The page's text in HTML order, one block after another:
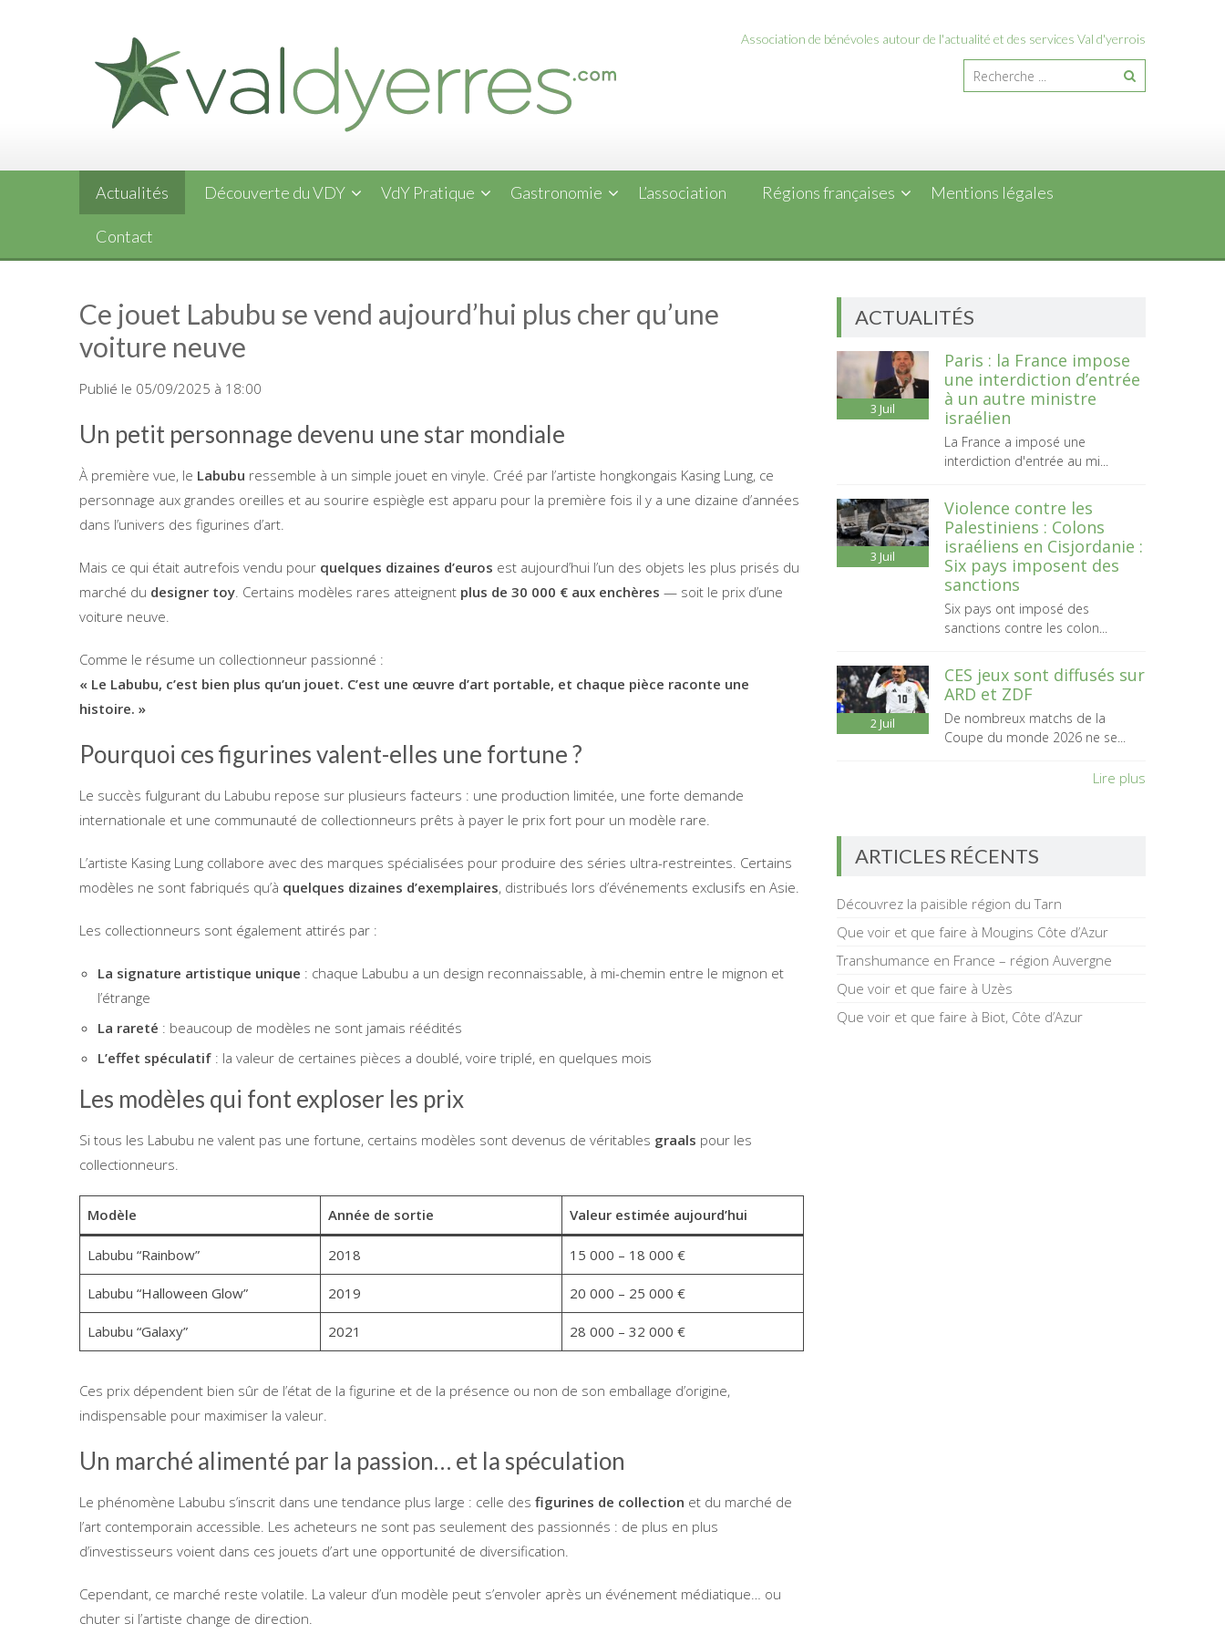
Association de bénévoles autour de l'actualité et des services Val d'yerrois
Actualités Découverte du VDY VdY Pratique Gastronomie L’association Régions françaises Mentions légales
Contact
Ce jouet Labubu se vend aujourd’hui plus cher qu’une
voiture neuve
Publié le 05/09/2025 à 18:00
Un petit personnage devenu une star mondiale
À première vue, le Labubu ressemble à un simple jouet en vinyle. Créé par l’artiste hongkongais Kasing Lung, ce
personnage aux grandes oreilles et au sourire espiègle est apparu pour la première fois il y a une dizaine d’années
dans l’univers des figurines d’art.
Mais ce qui était autrefois vendu pour quelques dizaines d’euros est aujourd’hui l’un des objets les plus prisés du
marché du designer toy. Certains modèles rares atteignent plus de 30 000 € aux enchères — soit le prix d’une
voiture neuve.
Comme le résume un collectionneur passionné :
« Le Labubu, c’est bien plus qu’un jouet. C’est une œuvre d’art portable, et chaque pièce raconte une
histoire. »
Pourquoi ces figurines valent-elles une fortune ?
Le succès fulgurant du Labubu repose sur plusieurs facteurs : une production limitée, une forte demande
internationale et une communauté de collectionneurs prêts à payer le prix fort pour un modèle rare.
L’artiste Kasing Lung collabore avec des marques spécialisées pour produire des séries ultra-restreintes. Certains
modèles ne sont fabriqués qu’à quelques dizaines d’exemplaires, distribués lors d’événements exclusifs en Asie.
Les collectionneurs sont également attirés par :
La signature artistique unique : chaque Labubu a un design reconnaissable, à mi-chemin entre le mignon et
l’étrange
La rareté : beaucoup de modèles ne sont jamais réédités
L’effet spéculatif : la valeur de certaines pièces a doublé, voire triplé, en quelques mois
Les modèles qui font exploser les prix
Si tous les Labubu ne valent pas une fortune, certains modèles sont devenus de véritables graals pour les
collectionneurs.
Modèle Année de sortie Valeur estimée aujourd’hui
Labubu “Rainbow” 2018 15 000 – 18 000 €
Labubu “Halloween Glow” 2019 20 000 – 25 000 €
Labubu “Galaxy” 2021 28 000 – 32 000 €
Ces prix dépendent bien sûr de l’état de la figurine et de la présence ou non de son emballage d’origine,
indispensable pour maximiser la valeur.
Un marché alimenté par la passion… et la spéculation
Le phénomène Labubu s’inscrit dans une tendance plus large : celle des figurines de collection et du marché de
l’art contemporain accessible. Les acheteurs ne sont pas seulement des passionnés : de plus en plus
d’investisseurs voient dans ces jouets d’art une opportunité de diversification.
Cependant, ce marché reste volatile. La valeur d’un modèle peut s’envoler après un événement médiatique… ou
chuter si l’artiste change de direction.
ACTUALITÉS
3 Juil
Paris : la France impose
une interdiction d’entrée
à un autre ministre
israélien
La France a imposé une
interdiction d'entrée au mi...
3 Juil
Violence contre les
Palestiniens : Colons
israéliens en Cisjordanie :
Six pays imposent des
sanctions
Six pays ont imposé des
sanctions contre les colon...
2 Juil
CES jeux sont diffusés sur
ARD et ZDF
De nombreux matchs de la
Coupe du monde 2026 ne se...
Lire plus
ARTICLES RÉCENTS
Découvrez la paisible région du Tarn
Que voir et que faire à Mougins Côte d’Azur
Transhumance en France – région Auvergne
Que voir et que faire à Uzès
Que voir et que faire à Biot, Côte d’Azur